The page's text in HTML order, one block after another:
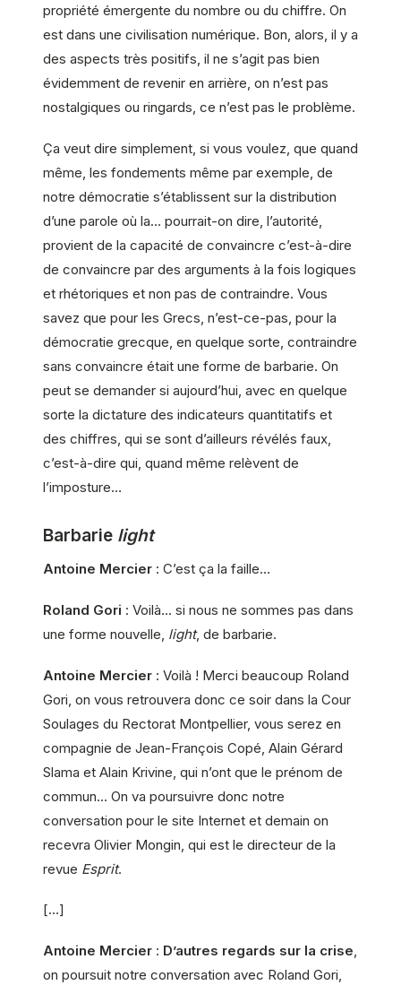
propriété émergente du nombre ou du chiffre. On
est dans une civilisation numérique. Bon, alors, il y a
des aspects très positifs, il ne s’agit pas bien
évidemment de revenir en arrière, on n’est pas
nostalgiques ou ringards, ce n’est pas le problème.
Ça veut dire simplement, si vous voulez, que quand
même, les fondements même par exemple, de
notre démocratie s’établissent sur la distribution
d’une parole où la… pourrait-on dire, l’autorité,
provient de la capacité de convaincre c’est-à-dire
de convaincre par des arguments à la fois logiques
et rhétoriques et non pas de contraindre. Vous
savez que pour les Grecs, n’est-ce-pas, pour la
démocratie grecque, en quelque sorte, contraindre
sans convaincre était une forme de barbarie. On
peut se demander si aujourd’hui, avec en quelque
sorte la dictature des indicateurs quantitatifs et
des chiffres, qui se sont d’ailleurs révélés faux,
c’est-à-dire qui, quand même relèvent de
l’imposture…
Barbarie light
Antoine Mercier : C’est ça la faille…
Roland Gori : Voilà… si nous ne sommes pas dans
une forme nouvelle, light, de barbarie.
Antoine Mercier : Voilà ! Merci beaucoup Roland
Gori, on vous retrouvera donc ce soir dans la Cour
Soulages du Rectorat Montpellier, vous serez en
compagnie de Jean-François Copé, Alain Gérard
Slama et Alain Krivine, qui n’ont que le prénom de
commun… On va poursuivre donc notre
conversation pour le site Internet et demain on
recevra Olivier Mongin, qui est le directeur de la
revue Esprit.
[…]
Antoine Mercier : D’autres regards sur la crise,
on poursuit notre conversation avec Roland Gori,